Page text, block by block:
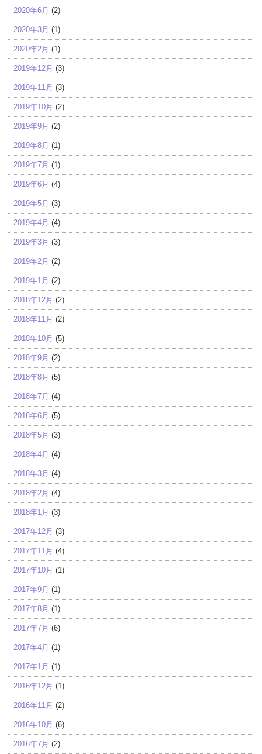
2020年6月 (2)
2020年3月 (1)
2020年2月 (1)
2019年12月 (3)
2019年11月 (3)
2019年10月 (2)
2019年9月 (2)
2019年8月 (1)
2019年7月 (1)
2019年6月 (4)
2019年5月 (3)
2019年4月 (4)
2019年3月 (3)
2019年2月 (2)
2019年1月 (2)
2018年12月 (2)
2018年11月 (2)
2018年10月 (5)
2018年9月 (2)
2018年8月 (5)
2018年7月 (4)
2018年6月 (5)
2018年5月 (3)
2018年4月 (4)
2018年3月 (4)
2018年2月 (4)
2018年1月 (3)
2017年12月 (3)
2017年11月 (4)
2017年10月 (1)
2017年9月 (1)
2017年8月 (1)
2017年7月 (6)
2017年4月 (1)
2017年1月 (1)
2016年12月 (1)
2016年11月 (2)
2016年10月 (6)
2016年7月 (2)